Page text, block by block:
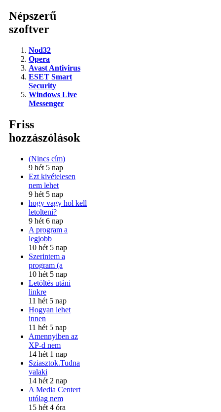
Népszerű
szoftver
Nod32
Opera
Avast Antivirus
ESET Smart
Security
Windows Live
Messenger
Friss
hozzászólások
(Nincs cím)
9 hét 5 nap
Ezt kivételesen
nem lehet
9 hét 5 nap
hogy vagy hol kell
letolteni?
9 hét 6 nap
A program a
legjobb
10 hét 5 nap
Szerintem a
program (a
10 hét 5 nap
Letöltés utáni
linkre
11 hét 5 nap
Hogyan lehet
innen
11 hét 5 nap
Amennyiben az
XP-d nem
14 hét 1 nap
Sziasztok.Tudna
valaki
14 hét 2 nap
A Media Centert
utólag nem
15 hét 4 óra